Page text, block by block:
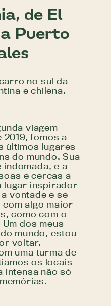
de El
Puerto
no sul da
e chilena.
viagem
fomos a
últimos lugares
do mundo. Sua
e a
e cercas a
lugar inspirador
vontade e se
algo maior
como com o
dos meus
mundo, estou
voltar.
uma turma de
os locais
intensa não só